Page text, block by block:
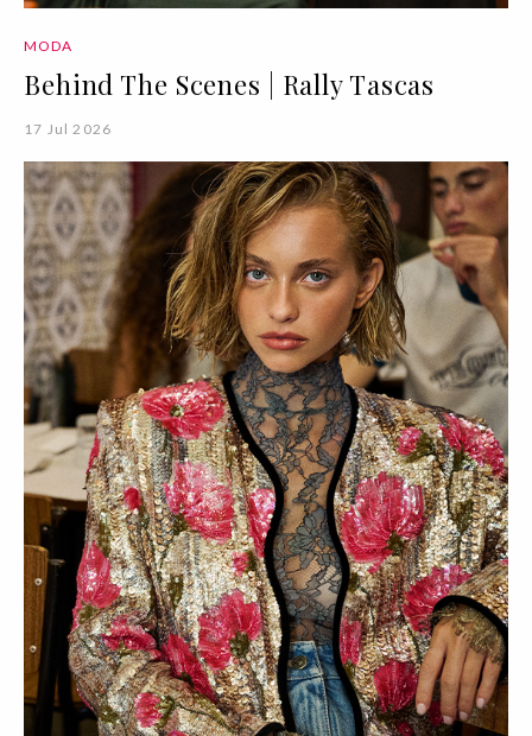
MODA
Behind The Scenes | Rally Tascas
17 Jul 2026